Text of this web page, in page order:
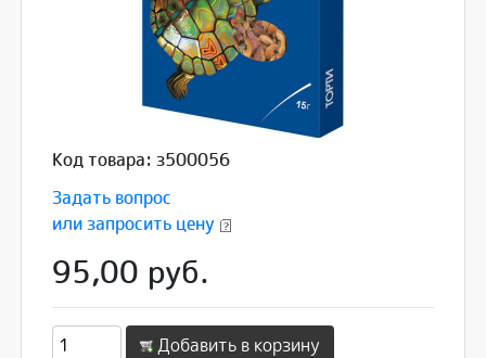
Код товара: з500056
Задать вопрос
или запросить цену
95,00 руб.
Добавить в корзину